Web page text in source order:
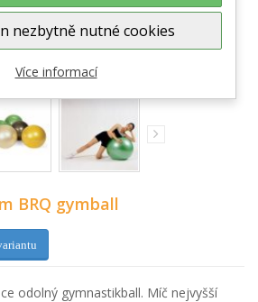
Zobrazit větší
BRQ gymball
odolný gymnastikball. Míč nejvyšší
nezbytně nutné cookies
Více informací